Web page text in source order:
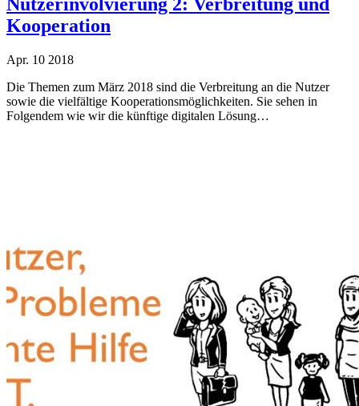
Kooperation
Apr. 10 2018
Die Themen zum März 2018 sind die Verbreitung an die Nutzer
sowie die vielfältige Kooperationsmöglichkeiten. Sie sehen in
Folgendem wie wir die künftige digitalen Lösung…